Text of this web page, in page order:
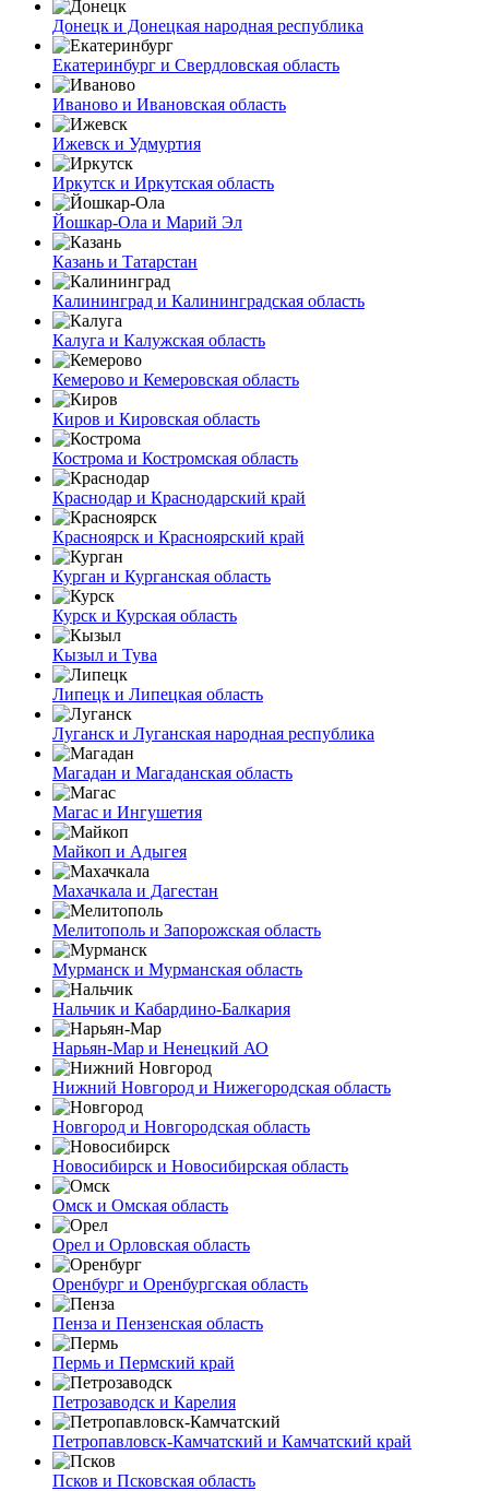
Донецк и Донецкая народная республика
Екатеринбург и Свердловская область
Иваново и Ивановская область
Ижевск и Удмуртия
Иркутск и Иркутская область
Йошкар-Ола и Марий Эл
Казань и Татарстан
Калининград и Калининградская область
Калуга и Калужская область
Кемерово и Кемеровская область
Киров и Кировская область
Кострома и Костромская область
Краснодар и Краснодарский край
Красноярск и Красноярский край
Курган и Курганская область
Курск и Курская область
Кызыл и Тува
Липецк и Липецкая область
Луганск и Луганская народная республика
Магадан и Магаданская область
Магас и Ингушетия
Майкоп и Адыгея
Махачкала и Дагестан
Мелитополь и Запорожская область
Мурманск и Мурманская область
Нальчик и Кабардино-Балкария
Нарьян-Мар и Ненецкий АО
Нижний Новгород и Нижегородская область
Новгород и Новгородская область
Новосибирск и Новосибирская область
Омск и Омская область
Орел и Орловская область
Оренбург и Оренбургская область
Пенза и Пензенская область
Пермь и Пермский край
Петрозаводск и Карелия
Петропавловск-Камчатский и Камчатский край
Псков и Псковская область